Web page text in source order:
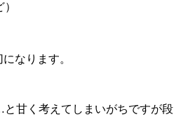
なります。
甘く考えてしまいがちですが